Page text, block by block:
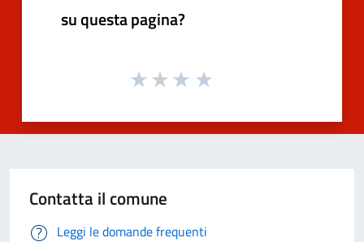
su questa pagina?
Contatta il comune
Leggi le domande frequenti